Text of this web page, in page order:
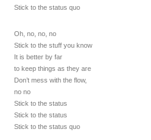
Stick to the status quo
Oh, no, no, no
Stick to the stuff you know
It is better by far
to keep things as they are
Don’t mess with the flow,
no no
Stick to the status
Stick to the status
Stick to the status quo